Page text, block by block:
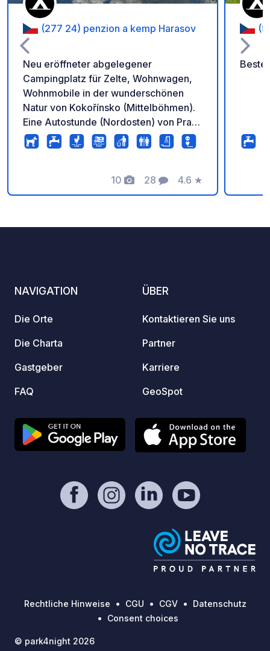
(277 24) penzion a kemp Harasov
Neu eröffneter abgelegener
Campingplatz für Zelte, Wohnwagen,
Wohnmobile in der wunderschönen
Natur von Kokořínsko (Mittelböhmen).
Eine Autostunde (Nordosten) von Prag
mit verschiedenen Möglichkeiten
(Wandern, Radfahren, Schwimmen,
gutes Essen und Bier. Hundestrand. 30
große Plätze mit Strom.
10
Fotos
28
Kommentare
4.6
Bewertung
★
NAVIGATION
Die Orte
Die Charta
Gastgeber
FAQ
ÜBER
Kontaktieren Sie uns
Partner
Karriere
GeoSpot
Rechtliche Hinweise CGU CGV
Datenschutz
Consent choices
© park4night 2026